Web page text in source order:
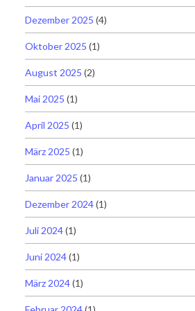
Dezember 2025 (4)
Oktober 2025 (1)
August 2025 (2)
Mai 2025 (1)
April 2025 (1)
März 2025 (1)
Januar 2025 (1)
Dezember 2024(1)
Juli 2024(1)
Juni 2024(1)
März 2024(1)